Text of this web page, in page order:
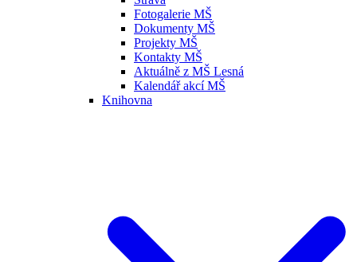
Fotogalerie MŠ
Dokumenty MŠ
Projekty MŠ
Kontakty MŠ
Aktuálně z MŠ Lesná
Kalendář akcí MŠ
Knihovna